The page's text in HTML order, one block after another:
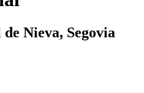
Nieva, Segovia